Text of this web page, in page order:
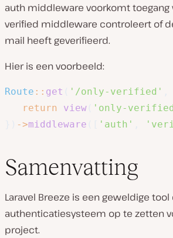
auth middleware voorkomt toegang
verified middleware controleert of
mail heeft geverifieerd.
Hier is een voorbeeld:
Route :: get '/only-verified'
return
view 'only-
->middleware 'auth'
Samenvatting
Laravel Breeze is een geweldige
authenticatiesysteem op te zetten
project.